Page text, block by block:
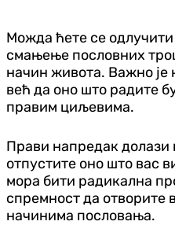
Можда ћете се
смањење пословних
начин живота. Важно је
већ да оно што радите
правим циљевима.
Прави напредак долази
отпустите оно што вас
мора бити радикална
спремност да отворите
начинима пословања.